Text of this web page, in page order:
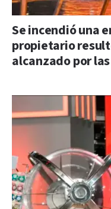
Se incendió una
propietario
alcanzado por